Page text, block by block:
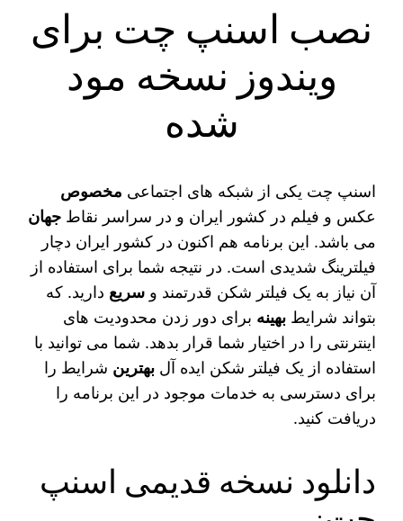
نصب اسنپ چت برای
ویندوز نسخه مود
شده
اسنپ چت یکی از شبکه های اجتماعی مخصوص
عکس و فیلم در کشور ایران و در سراسر نقاطجهان
می باشد. این برنامه هم اکنون در کشور ایران دچار
فیلترینگ شدیدی است. در نتیجه شما برای استفاده از
آن نیاز به یک فیلتر شکن قدرتمند وسریع دارید. که
بتواند شرایطبهینه برای دور زدن محدودیت های
اینترنتی را در اختیار شما قرار بدهد. شما می‌ توانید با
استفاده از یک فیلتر شکن ایده‌ آلبهترین شرایط را
برای دسترسی به خدمات موجود در این برنامه را
دریافت کنید.
دانلود نسخه قدیمی اسنپ